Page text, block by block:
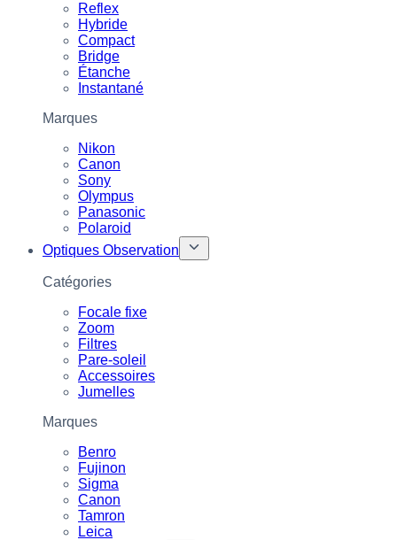
Reflex
Hybride
Compact
Bridge
Étanche
Instantané
Marques
Nikon
Canon
Sony
Olympus
Panasonic
Polaroid
Optiques Observation
Catégories
Focale fixe
Zoom
Filtres
Pare-soleil
Accessoires
Jumelles
Marques
Benro
Fujinon
Sigma
Canon
Tamron
Leica